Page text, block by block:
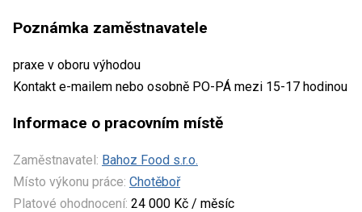
Poznámka zaměstnavatele
praxe v oboru výhodou
Kontakt e-mailem nebo osobně PO-PÁ mezi 15-17 hodinou
Informace o pracovním místě
Zaměstnavatel: Bahoz Food s.r.o.
Místo výkonu práce: Chotěboř
Platové ohodnocení: 24 000 Kč / měsíc